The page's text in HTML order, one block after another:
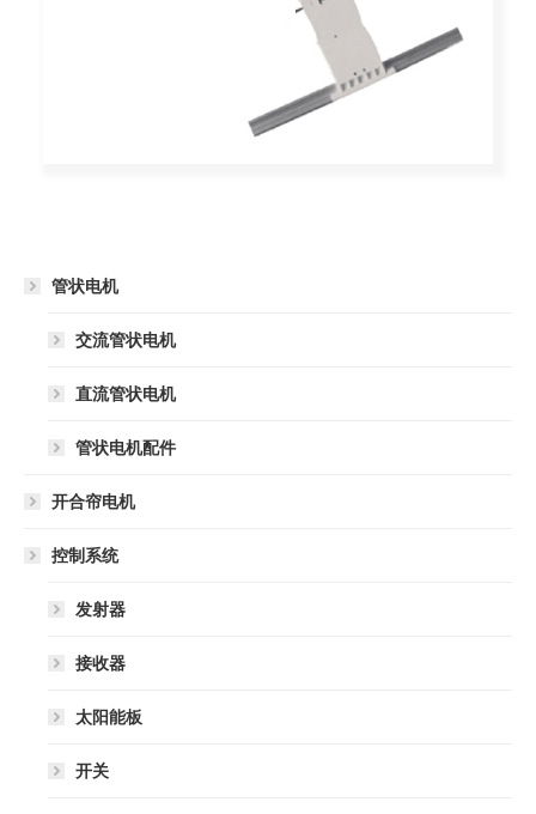
管状电机
交流管状电机
直流管状电机
管状电机配件
开合帘电机
控制系统
发射器
接收器
太阳能板
开关